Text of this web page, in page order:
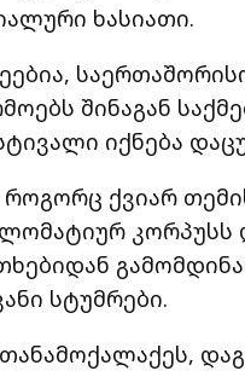
ხასიათი.
შინაგან
იქნება
ქვიარ თემის
სტუმრები.